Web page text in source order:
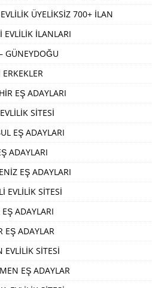
ÜYELİKSİZ 700+ İLAN
İLANLARI
GÜNEYDOĞU
EŞ ADAYLARI
SİTESİ
EŞ ADAYLARI
ADAYLARI
EŞ ADAYLARI
EVLİLİK SİTESİ
ADAYLARI
ADAYLAR
SİTESİ
EŞ ADAYLAR